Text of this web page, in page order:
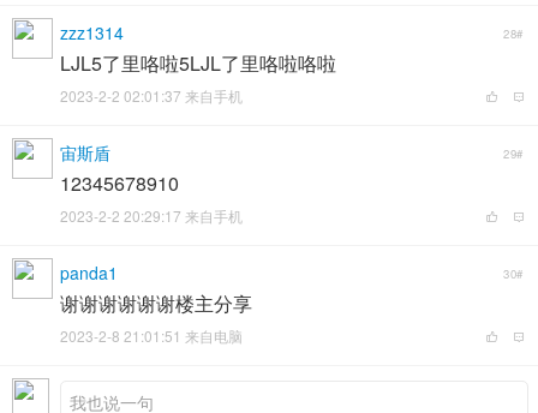
zzz1314 28#
LJL5了里咯啦5LJL了里咯啦咯啦
2023-2-2 02:01:37 来自手机
宙斯盾 29#
12345678910
2023-2-2 20:29:17 来自手机
panda1 30#
谢谢谢谢谢谢楼主分享
2023-2-8 21:01:51 来自电脑